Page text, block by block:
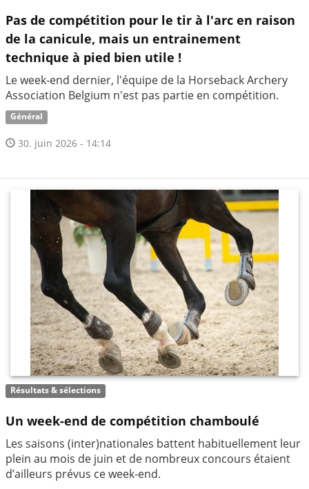
Pas de compétition pour le tir à l'arc en raison
de la canicule, mais un entrainement
technique à pied bien utile !
Le week-end dernier, l'équipe de la Horseback Archery
Association Belgium n'est pas partie en compétition.
Général
30. juin 2026 - 14:14
Résultats & sélections
Un week-end de compétition chamboulé
Les saisons (inter)nationales battent habituellement leur
plein au mois de juin et de nombreux concours étaient
d’ailleurs prévus ce week-end.